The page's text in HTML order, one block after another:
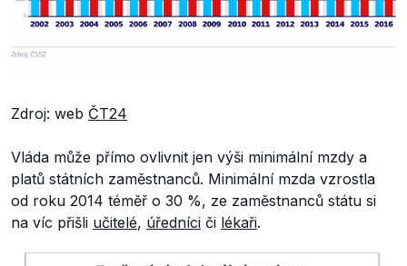
Zdroj: web ČT24
Vláda může přímo ovlivnit jen výši minimální mzdy a
platů státních zaměstnanců. Minimální mzda vzrostla
od roku 2014 téměř o 30 %, ze zaměstnanců státu si
na víc přišli učitelé, úředníci či lékaři.